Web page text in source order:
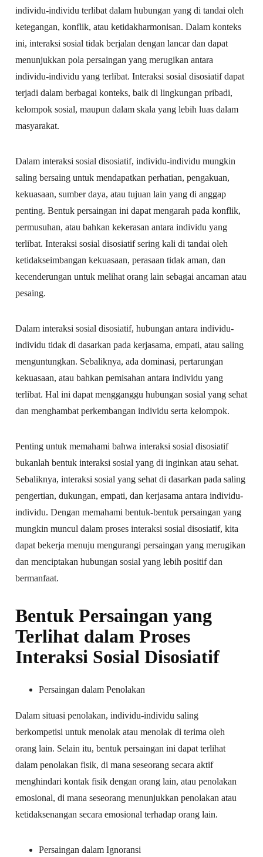
individu-individu terlibat dalam hubungan yang di tandai oleh
ketegangan, konflik, atau ketidakharmonisan. Dalam konteks
ini, interaksi sosial tidak berjalan dengan lancar dan dapat
menunjukkan pola persaingan yang merugikan antara
individu-individu yang terlibat. Interaksi sosial disosiatif dapat
terjadi dalam berbagai konteks, baik di lingkungan pribadi,
kelompok sosial, maupun dalam skala yang lebih luas dalam
masyarakat.
Dalam interaksi sosial disosiatif, individu-individu mungkin
saling bersaing untuk mendapatkan perhatian, pengakuan,
kekuasaan, sumber daya, atau tujuan lain yang di anggap
penting. Bentuk persaingan ini dapat mengarah pada konflik,
permusuhan, atau bahkan kekerasan antara individu yang
terlibat. Interaksi sosial disosiatif sering kali di tandai oleh
ketidakseimbangan kekuasaan, perasaan tidak aman, dan
kecenderungan untuk melihat orang lain sebagai ancaman atau
pesaing.
Dalam interaksi sosial disosiatif, hubungan antara individu-
individu tidak di dasarkan pada kerjasama, empati, atau saling
menguntungkan. Sebaliknya, ada dominasi, pertarungan
kekuasaan, atau bahkan pemisahan antara individu yang
terlibat. Hal ini dapat mengganggu hubungan sosial yang sehat
dan menghambat perkembangan individu serta kelompok.
Penting untuk memahami bahwa interaksi sosial disosiatif
bukanlah bentuk interaksi sosial yang di inginkan atau sehat.
Sebaliknya, interaksi sosial yang sehat di dasarkan pada saling
pengertian, dukungan, empati, dan kerjasama antara individu-
individu. Dengan memahami bentuk-bentuk persaingan yang
mungkin muncul dalam proses interaksi sosial disosiatif, kita
dapat bekerja menuju mengurangi persaingan yang merugikan
dan menciptakan hubungan sosial yang lebih positif dan
bermanfaat.
Bentuk Persaingan yang
Terlihat dalam Proses
Interaksi Sosial Disosiatif
Persaingan dalam Penolakan
Dalam situasi penolakan, individu-individu saling
berkompetisi untuk menolak atau menolak di terima oleh
orang lain. Selain itu, bentuk persaingan ini dapat terlihat
dalam penolakan fisik, di mana seseorang secara aktif
menghindari kontak fisik dengan orang lain, atau penolakan
emosional, di mana seseorang menunjukkan penolakan atau
ketidaksenangan secara emosional terhadap orang lain.
Persaingan dalam Ignoransi